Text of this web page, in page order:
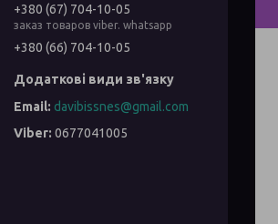
+380 (67) 704-10-05
заказ товаров viber. whatsapp
+380 (66) 704-10-05
davibissnes@gmail.com
0677041005